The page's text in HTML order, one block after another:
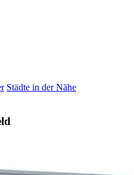
Städte in der Nähe